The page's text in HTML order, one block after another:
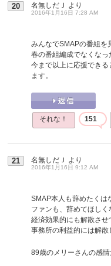
20 名無しだＪ より
2016年1月16日 7:28 AM
みんなでSMAPの番組を
春の番組編成でなくなっ
今まで以上に応援でき
ます。
それな！ 151
21 名無しだＪ より
2016年1月16日 9:12 AM
SMAP本人も辞めたくは
ファンも、辞めてほしく
経済効果的にも解散させ
事務所の利益的には解散
89歳のメリーさんの感情